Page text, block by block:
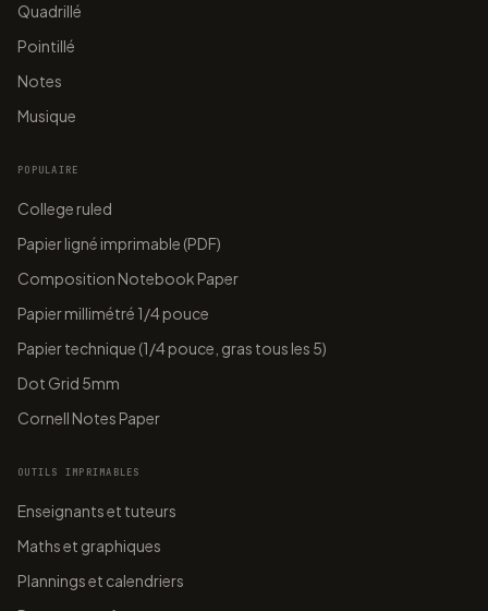
Quadrillé
Pointillé
Notes
Musique
POPULAIRE
College ruled
Papier ligné imprimable (PDF)
Composition Notebook Paper
Papier millimétré 1/4 pouce
Papier technique (1/4 pouce, gras tous les 5)
Dot Grid 5mm
Cornell Notes Paper
OUTILS IMPRIMABLES
Enseignants et tuteurs
Maths et graphiques
Plannings et calendriers